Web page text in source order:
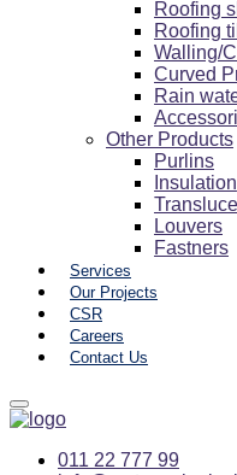
Roofing
Roofing
Walling/
Curved
Rain
Other Products
Purlins
Insulation
Louvers
Fastners
Services
Our Projects
CSR
Careers
Contact Us
011 22 777 99